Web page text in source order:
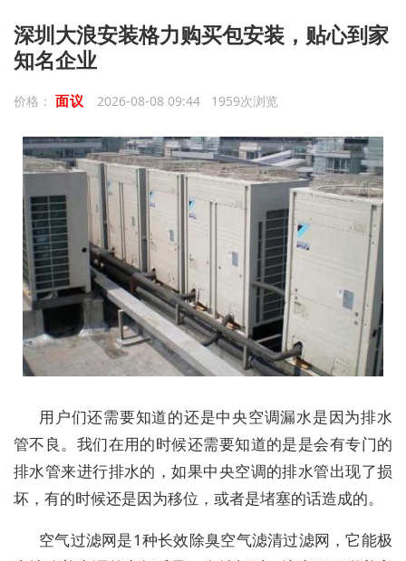
深圳大浪安装格力购买包安装，贴心到家
知名企业
价格： 面议 2026-08-08 09:44 1959次浏览
用户们还需要知道的还是中央空调漏水是因为排水
管不良。我们在用的时候还需要知道的是是会有专门的
排水管来进行排水的，如果中央空调的排水管出现了损
坏，有的时候还是因为移位，或者是堵塞的话造成的。
空气过滤网是1种长效除臭空气滤清过滤网，它能极